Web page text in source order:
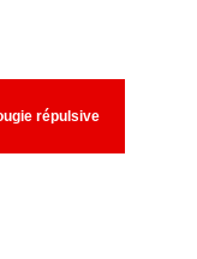
répulsive